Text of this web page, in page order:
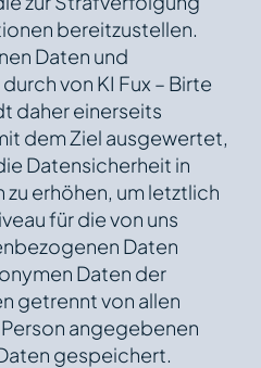
bereitzustellen.
Daten und
von KI Fux – Birte
daher einerseits
dem Ziel ausgewertet,
Datensicherheit in
erhöhen, um letztlich
für die von uns
Daten
Daten der
getrennt von allen
angegebenen
gespeichert.